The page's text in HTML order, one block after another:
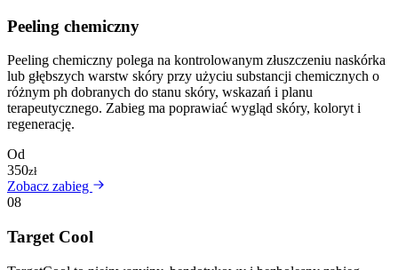
Peeling chemiczny
Peeling chemiczny polega na kontrolowanym złuszczeniu naskórka
lub głębszych warstw skóry przy użyciu substancji chemicznych o
różnym ph dobranych do stanu skóry, wskazań i planu
terapeutycznego. Zabieg ma poprawiać wygląd skóry, koloryt i
regenerację.
Od
350zł
Zobacz zabieg
08
Target Cool